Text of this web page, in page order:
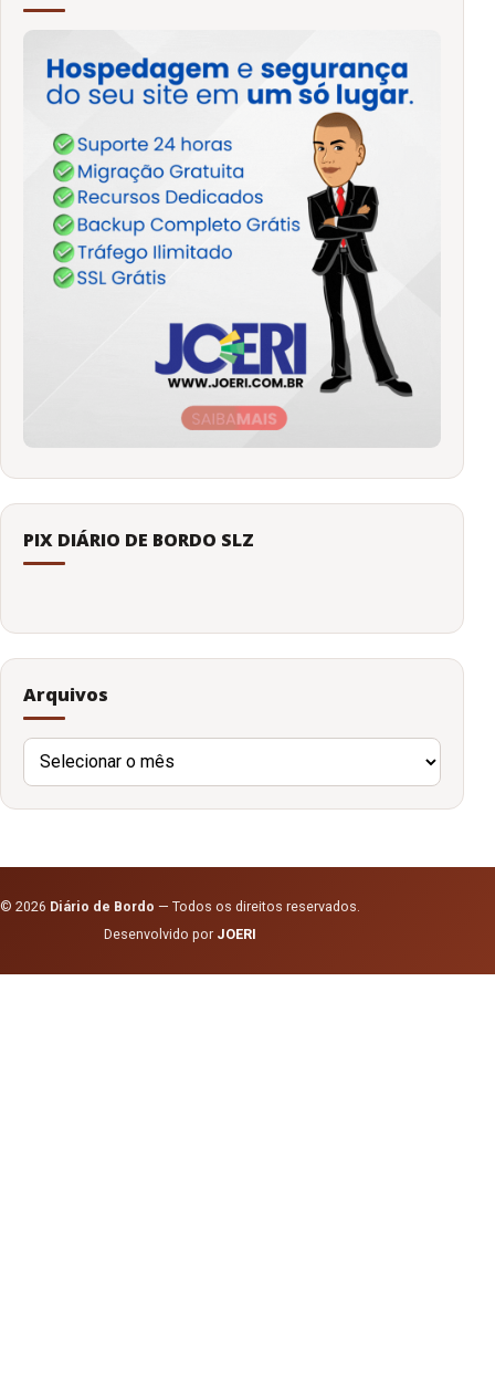
PIX DIÁRIO DE BORDO SLZ
Arquivos
Arquivos
© 2026 Diário de Bordo — Todos os direitos reservados.
Desenvolvido por JOERI